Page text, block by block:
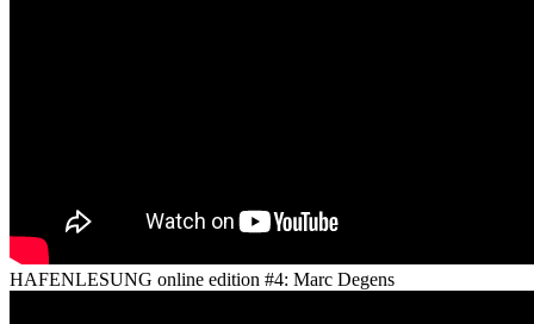
HAFENLESUNG online edition #4: Marc Degens